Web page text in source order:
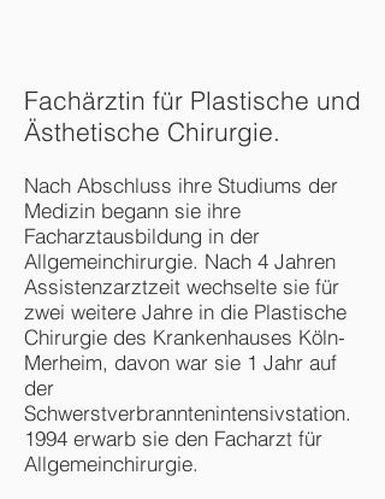
Fachärztin für Plastische und
Ästhetische Chirurgie.
Nach Abschluss ihre Studiums der
Medizin begann sie ihre
Facharztausbildung in der
Allgemeinchirurgie. Nach 4 Jahren
Assistenzarztzeit wechselte sie für
zwei weitere Jahre in die Plastische
Chirurgie des Krankenhauses Köln-
Merheim, davon war sie 1 Jahr auf
der
Schwerstverbranntenintensivstation.
1994 erwarb sie den Facharzt für
Allgemeinchirurgie.